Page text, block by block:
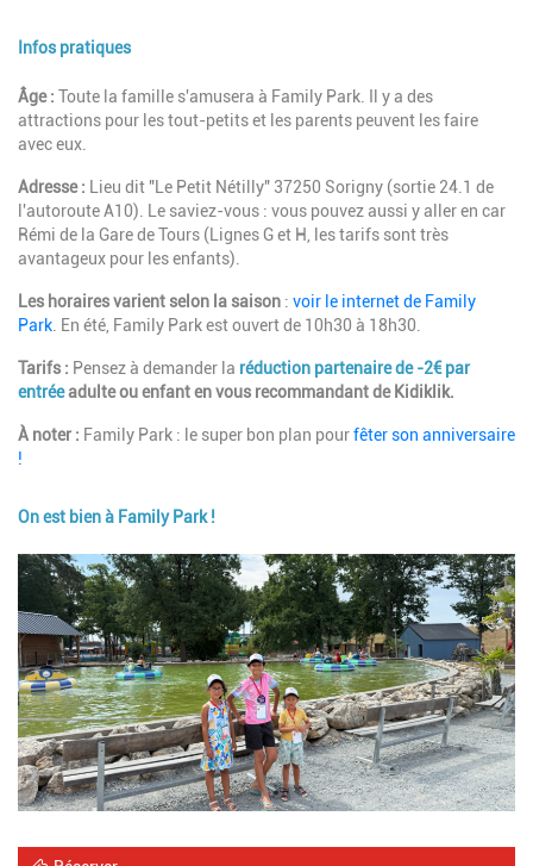
Infos pratiques
Description
Âge : Toute la famille s'amusera à Family Park. Il y a des
attractions pour les tout-petits et les parents peuvent les faire
avec eux.
Adresse :
Lieu dit "Le Petit Nétilly" 37250 Sorigny (sortie 24.1 de
l'autoroute A10). Le saviez-vous : vous pouvez aussi y aller en car
Rémi de la Gare de Tours (Lignes G et H, les tarifs sont très
avantageux pour les enfants).
Les horaires varient selon la saison : voir le internet de Family
Park . En été, Family Park est ouvert de 10h30 à 18h30.
Tarifs : Pensez à demander la réduction partenaire de -2€ par
entréeadulte ou enfanten vous recommandant de Kidiklik.
À noter : Family Park : le super bon plan pourfêter son anniversaire
!
On est bien à Family Park !
Image